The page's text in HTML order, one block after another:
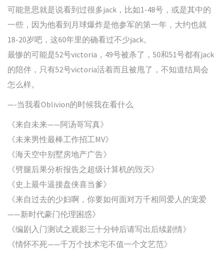
可能意思就是说看到过很多jack，比如1-48号，或是其中的
一些，因为他看到月球爆炸是他参军的第一年，大约也就
18-20岁吧，这60年里的确看过不少jack。
最惨的可能是52号victoria，49号被杀了，50和51号都有jack
的陪伴，只有52号victoria活着而且被甩了，不知道结局会
怎么样。
—-当我看Oblivion的时候我在看什么
《来自未来——阿汤哥写真》
《未来男性最棒工作招工MV》
《海天空中别墅房地产广告》
《劈腿后果分析报告之超级计算机的毁灭》
《史上最牛逼接盘侠喜当爹》
《来自过去的少妇啊，你要如何面对万千相同爱人的宠爱
——新时代豪门伦理困惑》
《编剧入门测试之观影三十分钟后请写出后续剧情》
《情怀不死——千万个技术宅不值一个文艺范》